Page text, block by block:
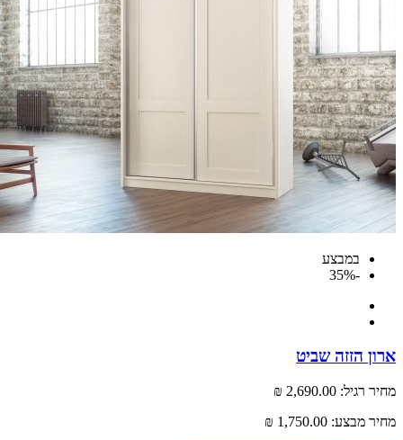
במבצע
הזזה שביט
רגיל: 2,690.00 ₪
מבצע: 1,750.00 ₪